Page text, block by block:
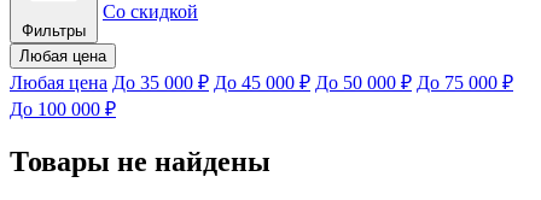
Фильтры
Со скидкой
Любая цена
Любая цена До 35 000 ₽ До 45 000 ₽ До 50 000 ₽ До 75 000 ₽
До 100 000 ₽
Товары не найдены